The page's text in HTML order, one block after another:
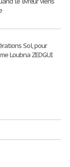
Sol, pour
Loubna ZEDGUI